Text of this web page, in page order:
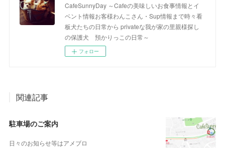
CafeSunnyDay ～Cafeの美味しいお食事情報とイ
ベント情報お客様わんこさん・Sup情報まで時々看
板犬たちの日常から privateな我が家の里親様探し
の保護犬 預かりっこの日常～
フォロー
関連記事
駐車場のご案内
日々のお知らせ等はアメブロ